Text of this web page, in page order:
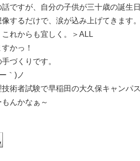
ですが、自分の子供が三十歳の誕生
するだけで、涙が込み上げてきます。
れからも宜しく。＞ALL
かっ！
づくりです。
｀)ノ
術者試験で早稲田の大久保キャンパ
んかなぁ～